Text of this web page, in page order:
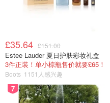
£35.64 £151.00
Estee Lauder 夏日护肤彩妆礼盒
3件正装！单小棕瓶售价就要£65！
Boots 1151人感兴趣
7